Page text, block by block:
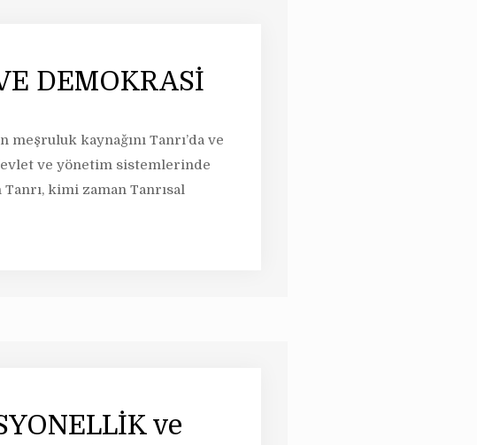
DEMOKRASİ
kaynağını Tanrı’da ve
ve yönetim sistemlerinde
kimi zaman Tanrısal
ve